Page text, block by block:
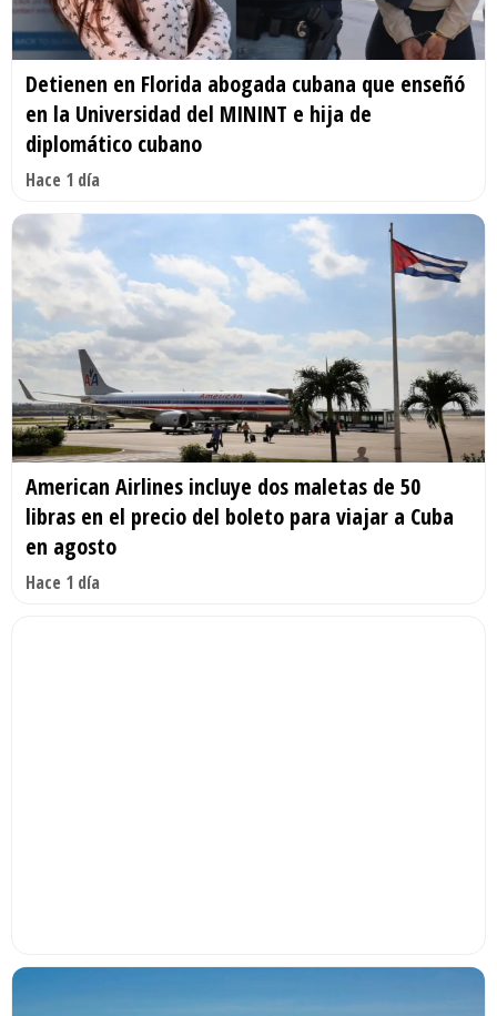
Detienen en Florida abogada cubana que enseñó
en la Universidad del MININT e hija de
diplomático cubano
Hace 1 día
American Airlines incluye dos maletas de 50
libras en el precio del boleto para viajar a Cuba
en agosto
Hace 1 día